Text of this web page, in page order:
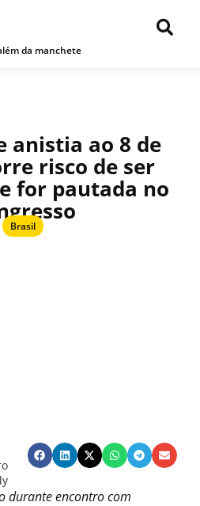
da manchete
anistia ao 8 de
risco de ser
for pautada no
Brasil
durante encontro com